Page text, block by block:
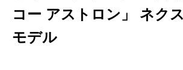
コー アストロン」 ネク
モデル